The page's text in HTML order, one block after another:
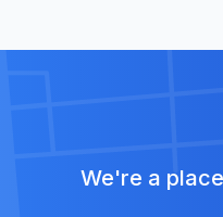
We're a